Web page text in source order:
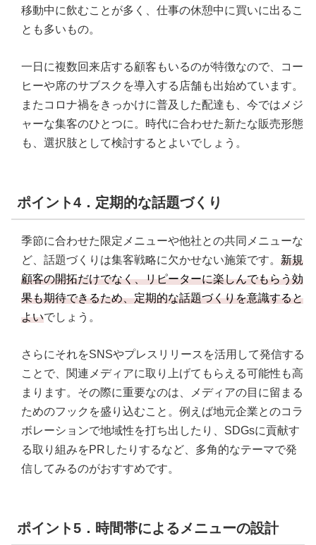
移動中に飲むことが多く、仕事の休憩中に買いに出るこ
とも多いもの。
一日に複数回来店する顧客もいるのが特徴なので、コー
ヒーや席のサブスクを導入する店舗も出始めています。
またコロナ禍をきっかけに普及した配達も、今ではメジ
ャーな集客のひとつに。時代に合わせた新たな販売形態
も、選択肢として検討するとよいでしょう。
ポイント4．定期的な話題づくり
季節に合わせた限定メニューや他社との共同メニューな
ど、話題づくりは集客戦略に欠かせない施策です。 新規
顧客の開拓だけでなく、リピーターに楽しんでもらう効
果も期待できるため、定期的な話題づくりを意識すると
よいでしょう。
さらにそれをSNSやプレスリリースを活用して発信する
ことで、関連メディアに取り上げてもらえる可能性も高
まります。その際に重要なのは、メディアの目に留まる
ためのフックを盛り込むこと。例えば地元企業とのコラ
ボレーションで地域性を打ち出したり、SDGsに貢献す
る取り組みをPRしたりするなど、多角的なテーマで発
信してみるのがおすすめです。
ポイント5．時間帯によるメニューの設計